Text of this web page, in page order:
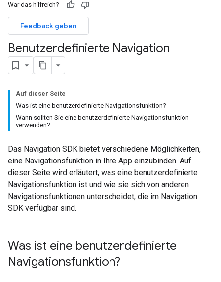
War das hilfreich?
Feedback geben
Benutzerdefinierte Navigation
Auf dieser Seite
Was ist eine benutzerdefinierte Navigationsfunktion?
Wann sollten Sie eine benutzerdefinierte Navigationsfunktion
verwenden?
Das Navigation SDK bietet verschiedene Möglichkeiten,
eine Navigationsfunktion in Ihre App einzubinden. Auf
dieser Seite wird erläutert, was eine benutzerdefinierte
Navigationsfunktion ist und wie sie sich von anderen
Navigationsfunktionen unterscheidet, die im Navigation
SDK verfügbar sind.
Was ist eine benutzerdefinierte
Navigationsfunktion?